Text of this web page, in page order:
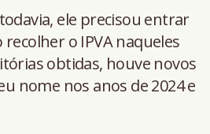
ele precisou entrar
recolher o IPVA naqueles
obtidas, houve novos
nome nos anos de 2024 e